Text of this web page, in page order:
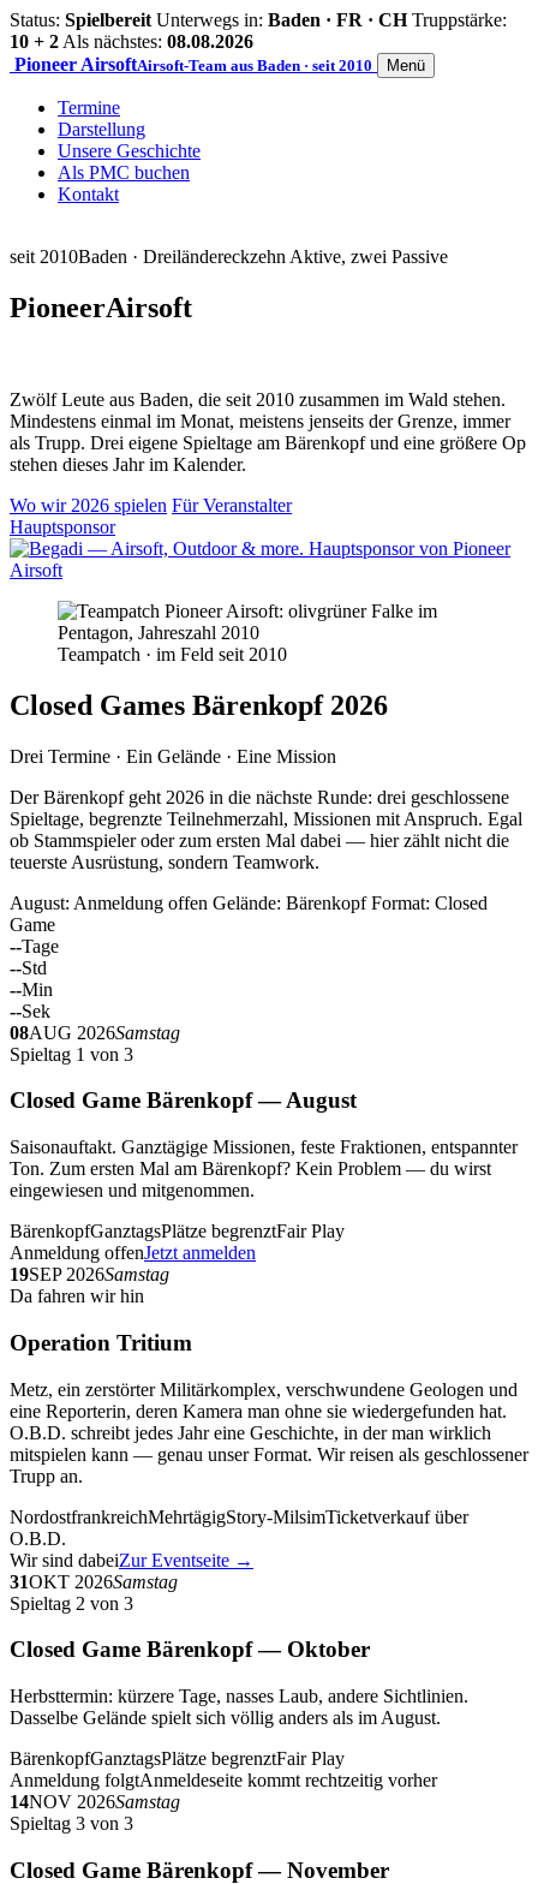
Status: Spielbereit Unterwegs in: Baden · FR · CH Truppstärke:
10 + 2 Als nächstes: 08.08.2026
Pioneer AirsoftAirsoft-Team aus Baden · seit 2010 Menü
Termine
Darstellung
Unsere Geschichte
Als PMC buchen
Kontakt
seit 2010Baden · Dreiländereckzehn Aktive, zwei Passive
PioneerAirsoft
Zwölf Leute aus Baden, die seit 2010 zusammen im Wald stehen.
Mindestens einmal im Monat, meistens jenseits der Grenze, immer
als Trupp. Drei eigene Spieltage am Bärenkopf und eine größere Op
stehen dieses Jahr im Kalender.
Wo wir 2026 spielen Für Veranstalter
Hauptsponsor
Teampatch · im Feld seit 2010
Closed Games Bärenkopf 2026
Drei Termine · Ein Gelände · Eine Mission
Der Bärenkopf geht 2026 in die nächste Runde: drei geschlossene
Spieltage, begrenzte Teilnehmerzahl, Missionen mit Anspruch. Egal
ob Stammspieler oder zum ersten Mal dabei — hier zählt nicht die
teuerste Ausrüstung, sondern Teamwork.
August: Anmeldung offen Gelände: Bärenkopf Format: Closed
Game
--Tage
--Std
--Min
--Sek
08AUG 2026Samstag
Spieltag 1 von 3
Closed Game Bärenkopf — August
Saisonauftakt. Ganztägige Missionen, feste Fraktionen, entspannter
Ton. Zum ersten Mal am Bärenkopf? Kein Problem — du wirst
eingewiesen und mitgenommen.
BärenkopfGanztagsPlätze begrenztFair Play
Anmeldung offenJetzt anmelden
19SEP 2026Samstag
Da fahren wir hin
Operation Tritium
Metz, ein zerstörter Militärkomplex, verschwundene Geologen und
eine Reporterin, deren Kamera man ohne sie wiedergefunden hat.
O.B.D. schreibt jedes Jahr eine Geschichte, in der man wirklich
mitspielen kann — genau unser Format. Wir reisen als geschlossener
Trupp an.
NordostfrankreichMehrtägigStory-MilsimTicketverkauf über
O.B.D.
Wir sind dabeiZur Eventseite →
31OKT 2026Samstag
Spieltag 2 von 3
Closed Game Bärenkopf — Oktober
Herbsttermin: kürzere Tage, nasses Laub, andere Sichtlinien.
Dasselbe Gelände spielt sich völlig anders als im August.
BärenkopfGanztagsPlätze begrenztFair Play
Anmeldung folgtAnmeldeseite kommt rechtzeitig vorher
14NOV 2026Samstag
Spieltag 3 von 3
Closed Game Bärenkopf — November